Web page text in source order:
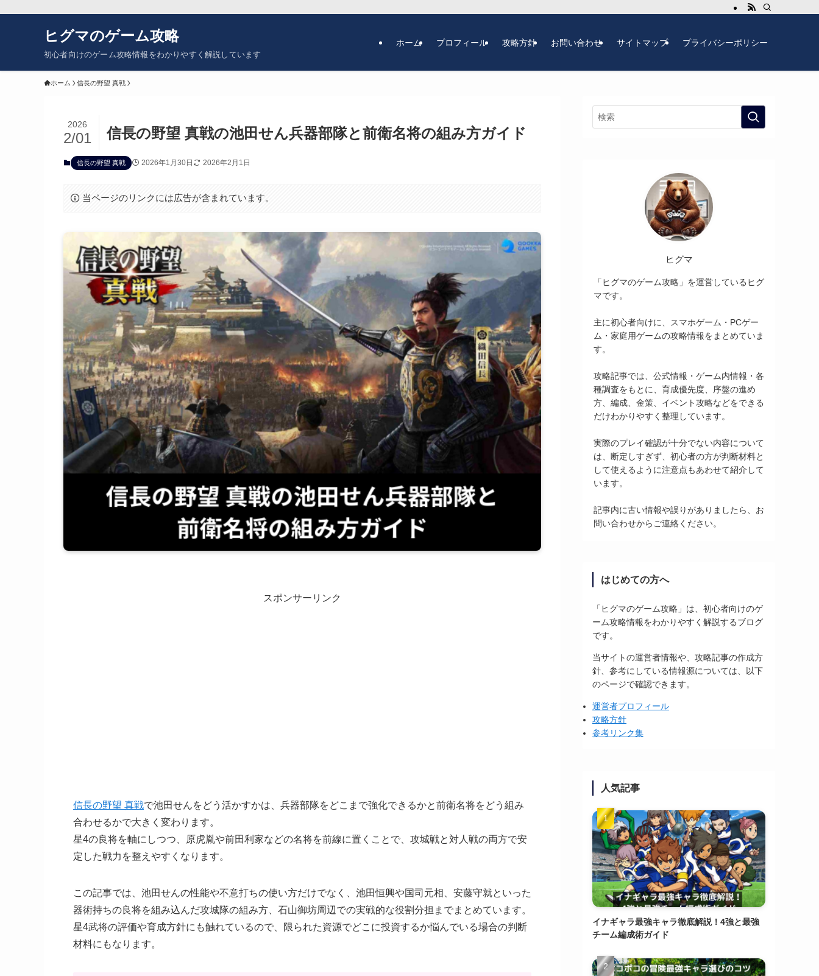
ヒグマのゲーム攻略
初心者向けのゲーム攻略情報をわかりやすく解説しています
ホーム プロフィール 攻略方針 お問い合わせ サイトマップ プライバシーポリシー
ホーム 信長の野望 真戦
信長の野望 真戦の池田せん兵器部隊と前衛名将の組み方ガイド
2026
2/01
信長の野望 真戦 2026年1月30日 2026年2月1日
当ページのリンクには広告が含まれています。
スポンサーリンク
信長の野望 真戦で池田せんをどう活かすかは、兵器部隊をどこまで強化できるかと前衛名将をどう組み
合わせるかで大きく変わります。
星4の良将を軸にしつつ、原虎胤や前田利家などの名将を前線に置くことで、攻城戦と対人戦の両方で安
定した戦力を整えやすくなります。
この記事では、池田せんの性能や不意打ちの使い方だけでなく、池田恒興や国司元相、安藤守就といった
器術持ちの良将を組み込んだ攻城隊の組み方、石山御坊周辺での実戦的な役割分担までまとめています。
星4武将の評価や育成方針にも触れているので、限られた資源でどこに投資するか悩んでいる場合の判断
材料にもなります。
ヒグマ
「ヒグマのゲーム攻略」を運営しているヒグ
マです。
主に初心者向けに、スマホゲーム・PCゲー
ム・家庭用ゲームの攻略情報をまとめていま
す。
攻略記事では、公式情報・ゲーム内情報・各
種調査をもとに、育成優先度、序盤の進め
方、編成、金策、イベント攻略などをできる
だけわかりやすく整理しています。
実際のプレイ確認が十分でない内容について
は、断定しすぎず、初心者の方が判断材料と
して使えるように注意点もあわせて紹介して
います。
記事内に古い情報や誤りがありましたら、お
問い合わせからご連絡ください。
はじめての方へ
「ヒグマのゲーム攻略」は、初心者向けのゲ
ーム攻略情報をわかりやすく解説するブログ
です。
当サイトの運営者情報や、攻略記事の作成方
針、参考にしている情報源については、以下
のページで確認できます。
運営者プロフィール
攻略方針
参考リンク集
人気記事
イナギャラ最強キャラ徹底解説！4強と最強
チーム編成術ガイド